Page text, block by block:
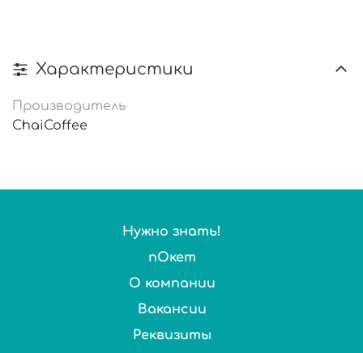
Характеристики
Производитель
ChaiCoffee
Нужно знать!
пОкет
О компании
Вакансии
Реквизиты